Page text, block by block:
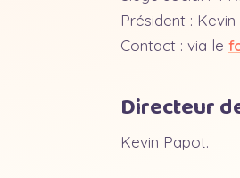
Président :
Contact : via le
Directeur
Kevin Papot.